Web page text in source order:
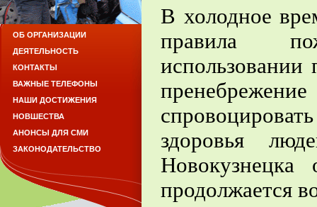
В холодное
правила
использовании
здоровья
продолжается
ОБ ОРГАНИЗАЦИИ
ДЕЯТЕЛЬНОСТЬ
КОНТАКТЫ
ВАЖНЫЕ ТЕЛЕФОНЫ
НАШИ ДОСТИЖЕНИЯ
НОВШЕСТВА
АНОНСЫ ДЛЯ СМИ
ЗАКОНОДАТЕЛЬСТВО